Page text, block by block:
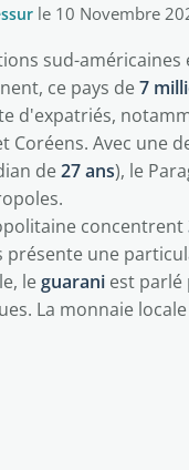
le 10 Novembre
sud-
ce pays de7
d'expatriés,
Coréens. Avec une
de27 ans), le
concentrent
présente une
leguarani est parlé
La monnaie